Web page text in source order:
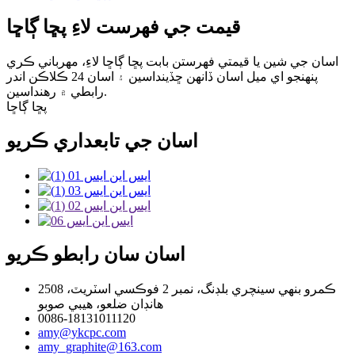
قيمت جي فهرست لاءِ پڇا ڳاڇا
اسان جي شين يا قيمتي فهرستن بابت پڇا ڳاڇا لاءِ، مهرباني ڪري
پنهنجو اي ميل اسان ڏانهن ڇڏينداسين ۽ اسان 24 ڪلاڪن اندر
رابطي ۾ رهنداسين.
پڇا ڳاڇا
اسان جي تابعداري ڪريو
اسان سان رابطو ڪريو
2508 ڪمرو بنهي سينچري بلڊنگ، نمبر 2 فوڪسي اسٽريٽ،
هانڊان ضلعو، هيبي صوبو
0086-18131011120
amy@ykcpc.com
amy_graphite@163.com